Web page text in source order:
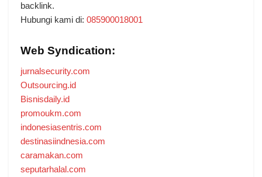
backlink.
Hubungi kami di: 085900018001
Web Syndication:
jurnalsecurity.com
Outsourcing.id
Bisnisdaily.id
promoukm.com
indonesiasentris.com
destinasiindnesia.com
caramakan.com
seputarhalal.com